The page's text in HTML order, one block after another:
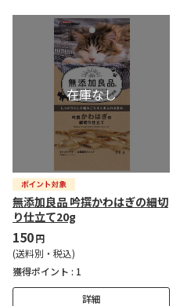
無添加良品 吟撰かわはぎの細切
り仕立て20g
150円
(送料別・税込)
獲得ポイント : 1
詳細